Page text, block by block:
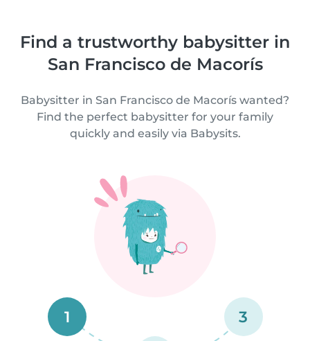
Find a trustworthy babysitter in
San Francisco de Macorís
Babysitter in San Francisco de Macorís wanted?
Find the perfect babysitter for your family
quickly and easily via Babysits.
1 3